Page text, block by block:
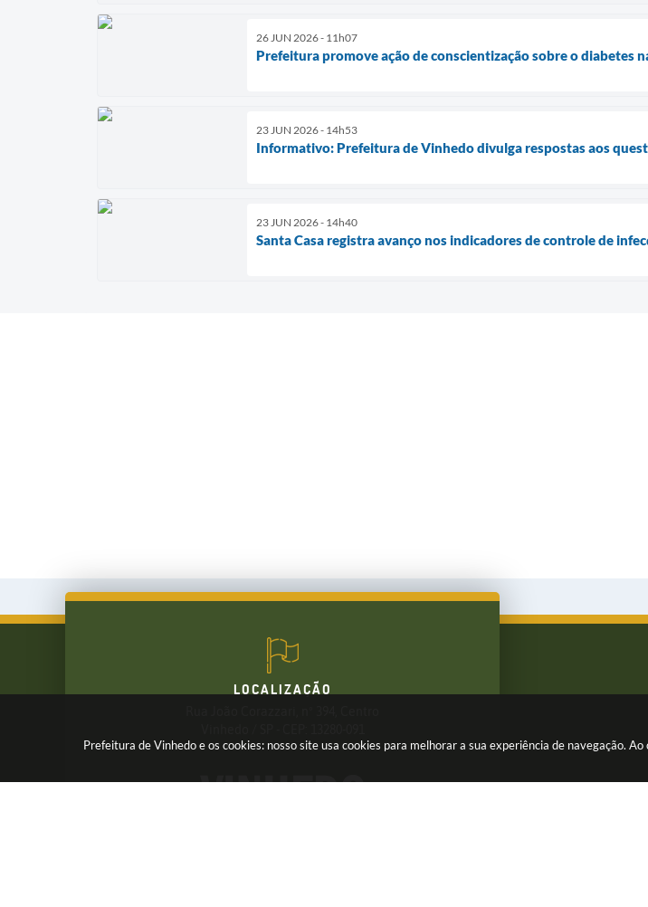
Prefeitura de Vinhedo e os cookies: nosso site usa cookies para melhorar a sua experiência de navegação.
26 JUN 2026 - 11h07
Prefeitura promove ação de conscientização sobre o diabetes
23 JUN 2026 - 14h53
Informativo: Prefeitura de Vinhedo divulga respostas aos
23 JUN 2026 - 14h40
Santa Casa registra avanço nos indicadores de controle de
(19) 3826-7800
LOCALIZAÇÃO